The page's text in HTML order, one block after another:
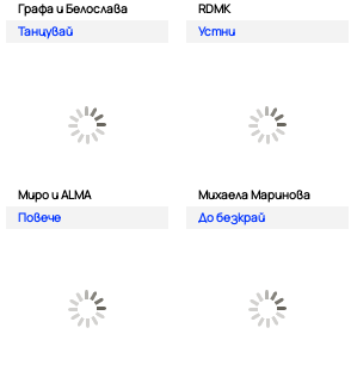
Графа и Белослава
Танцувай
RDMK
Устни
Миро и ALMA
Повече
Михаела Маринова
До безкрай